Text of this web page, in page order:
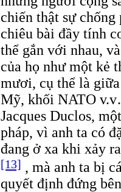
chiến thật sự
chiêu bài đầy tính
thể gắn với nhau,
của họ như một kẻ
mươi, cụ thể là
Mỹ, khối NATO
Jacques Duclos,
pháp, vì anh ta có
đang ở xa khi xảy
[13] , mà anh ta bị
quyết định đứng